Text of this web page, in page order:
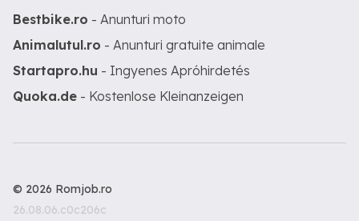
Bestbike.ro - Anunturi moto
Animalutul.ro - Anunturi gratuite animale
Startapro.hu - Ingyenes Apróhirdetés
Quoka.de - Kostenlose Kleinanzeigen
© 2026 Romjob.ro
26.08.06.c0c206c